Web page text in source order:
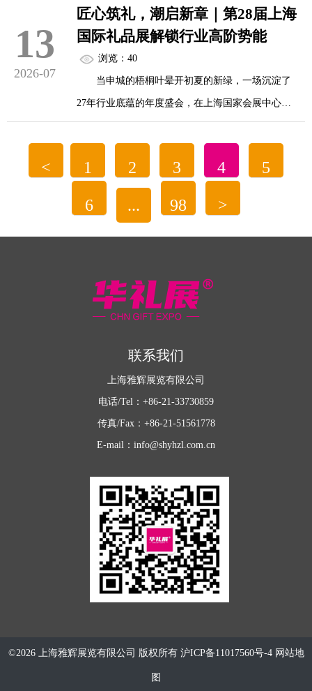
质产业、商贸、品牌资源，全力打造年度礼贸价值
高地，成为中国礼品行业出海拓市、全球好物深耕
中国市场的核心双向枢纽。
当下全球礼赠贸易市场呈现多...
礼品、文创产品及家居用品展览会（华礼展）将于
11月10日至12日在上海新国际博览中心盛大启幕。
历经二十余年深耕沉淀，本届展会立足上海、
辐射华东、联动全国，精准锚定万亿礼赠赛道新机
高质量发展全新篇章。
当前，礼赠行业...
13
2026-07
匠心筑礼，潮启新章｜第28届上海
国际礼品展解锁行业高阶势能
浏览：40
当申城的梧桐叶晕开初夏的新绿，一场沉淀了
27年行业底蕴的年度盛会，在上海国家会展中心如
期赴约。以“匠心筑礼，潮启新章”为主题的第28届
上海国际礼品展，于近日正式拉开帷幕，超18万平
方米的展出空间里。
汇聚了全球2500余家优质展商，覆盖文创IP、
商务礼赠、家居生活、非遗国潮、智能数码等全品
宴，为中国礼品产业解锁全新的发展高阶势能。
心的突破，是将“匠心...
< 1 2 3 4 5
6 ... 98 >
联系我们
上海雅辉展览有限公司
电话/Tel：+86-21-33730859
传真/Fax：+86-21-51561778
E-mail：info@shyhzl.com.cn
©2026 上海雅辉展览有限公司 版权所有 沪ICP备11017560号-4 网站地
图